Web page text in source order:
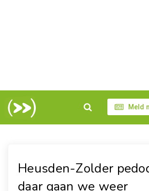
Meld
Heusden-Zolder
daar gaan we weer